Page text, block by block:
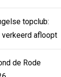
topclub:
afloopt
de Rode